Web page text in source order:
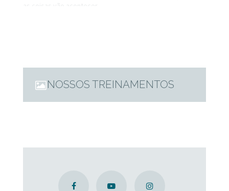
as coisas vão acontecer.
NOSSOS TREINAMENTOS